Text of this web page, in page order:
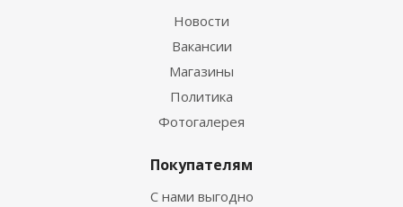
Новости
Вакансии
Магазины
Политика
Фотогалерея
Покупателям
С нами выгодно